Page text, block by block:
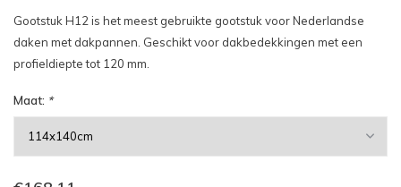
Gootstuk H12 is het meest gebruikte gootstuk voor Nederlandse
daken met dakpannen. Geschikt voor dakbedekkingen met een
profieldiepte tot 120 mm.
Maat: *